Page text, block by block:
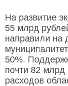
На развитие
55 млрд
направили на
50%.
почти 82
расходов